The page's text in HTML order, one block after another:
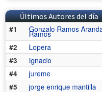
Últimos Autores del día
#1
Gonzalo Ramos
Ramos
#2
Lopera
#3
Ignacio
#4
jureme
#5
jorge enrique mantilla